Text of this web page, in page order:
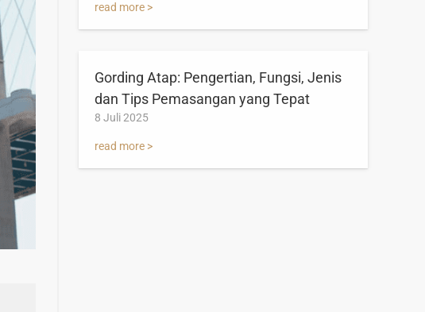
read more >
Gording Atap: Pengertian, Fungsi, Jenis
dan Tips Pemasangan yang Tepat
8 Juli 2025
read more >